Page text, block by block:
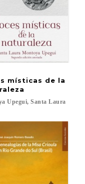
místicas de la
Upegui, Santa Laura